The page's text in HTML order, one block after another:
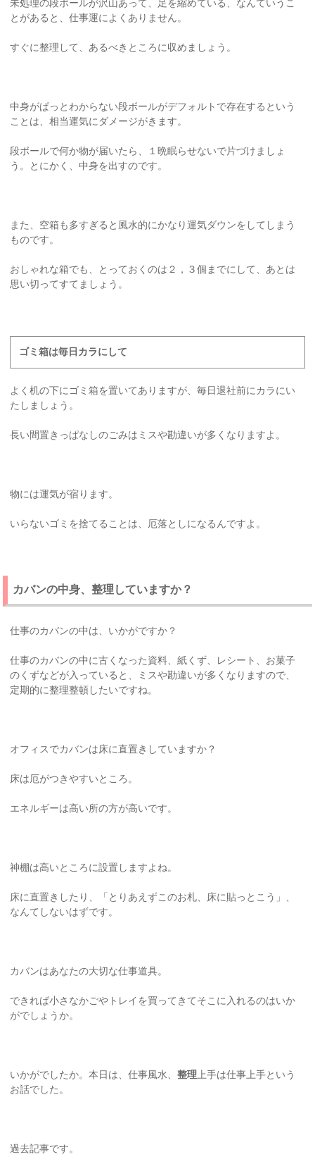
未処理の段ボールが沢山あって、足を縮めている、なんていうこ
とがあると、仕事運によくありません。
すぐに整理して、あるべきところに収めましょう。
中身がぱっとわからない段ボールがデフォルトで存在するという
ことは、相当運気にダメージがきます。
段ボールで何か物が届いたら、１晩眠らせないで片づけましょ
う。とにかく、中身を出すのです。
また、空箱も多すぎると風水的にかなり運気ダウンをしてしまう
ものです。
おしゃれな箱でも、とっておくのは２，３個までにして、あとは
思い切ってすてましょう。
ゴミ箱は毎日カラにして
よく机の下にゴミ箱を置いてありますが、毎日退社前にカラにい
たしましょう。
長い間置きっぱなしのごみはミスや勘違いが多くなりますよ。
物には運気が宿ります。
いらないゴミを捨てることは、厄落としになるんですよ。
カバンの中身、整理していますか？
仕事のカバンの中は、いかがですか？
仕事のカバンの中に古くなった資料、紙くず、レシート、お菓子
のくずなどが入っていると、ミスや勘違いが多くなりますので、
定期的に整理整頓したいですね。
オフィスでカバンは床に直置きしていますか？
床は厄がつきやすいところ。
エネルギーは高い所の方が高いです。
神棚は高いところに設置しますよね。
床に直置きしたり、「とりあえずこのお札、床に貼っとこう」、
なんてしないはずです。
カバンはあなたの大切な仕事道具。
できれば小さなかごやトレイを買ってきてそこに入れるのはいか
がでしょうか。
いかがでしたか。本日は、仕事風水、整理 上手は仕事上手という
お話でした。
過去記事です。